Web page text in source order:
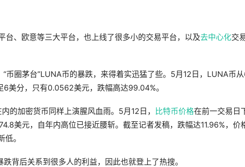
台、欧意等三大平台，也上线了很多小的交易平台，以及去中心化交
币圈茅台”LUNA币的暴跌，来得着实迅猛了些。5月12日，LUNA币
美分，只有0.0562美元，跌幅高达99.04%。
内的加密货币同样上演腥风血雨。5月12日， 比特币价格在前一交易日
美元，自年内高位已接近腰斩。截至记者发稿，跌幅达11.96%，价
。
跌背后关系到很多人的利益，因此也就登上了热搜。